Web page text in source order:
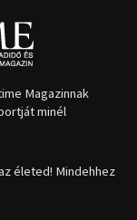
Magazinnak
minél
életed! Mindehhez